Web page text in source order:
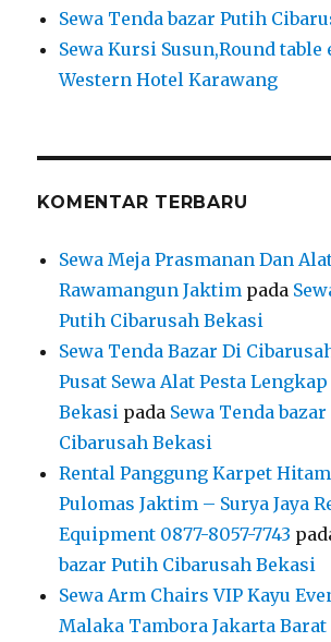
Sewa Tenda bazar Putih
Sewa Kursi Susun,Round table
Western Hotel Karawang
KOMENTAR TERBARU
Sewa Meja Prasmanan Dan
Rawamangun Jaktim pada
Putih Cibarusah Bekasi
Sewa Tenda Bazar Di
Pusat Sewa Alat Pesta
Bekasi pada Sewa Tenda
Cibarusah Bekasi
Rental Panggung Karpet
Pulomas Jaktim – Surya Jaya
Equipment 0877-8057-7743
bazar Putih Cibarusah Bekasi
Sewa Arm Chairs VIP Kayu
Malaka Tambora Jakarta Barat